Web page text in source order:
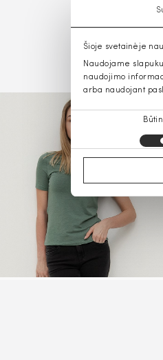
Šioje svetainėje
Naudojame
naudojimo
arba naudojant
Sutikimo